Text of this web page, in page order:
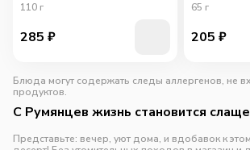
110 г
285 ₽
65 г
205 ₽
Блюда могут содержать следы аллергенов, не
продуктов.
С Румянцев жизнь становится слаще
Представьте: вечер, уют дома, и вдобавок к